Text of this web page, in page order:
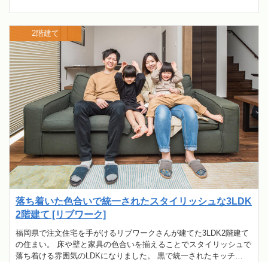
落ち着いた色合いで統一されたスタイリッシュな3LDK
2階建て [リブワーク]
福岡県で注文住宅を手がけるリブワークさんが建てた3LDK2階建て
の住まい。 床や壁と家具の色合いを揃えることでスタイリッシュで
落ち着ける雰囲気のLDKになりました。 黒で統一されたキッチ…
2階建て